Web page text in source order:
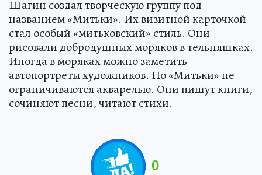
Шагин создал творческую группу под
названием «Митьки». Их визитной карточкой
стал особый «митьковский» стиль. Они
рисовали добродушных моряков в тельняшках.
Иногда в моряках можно заметить
автопортреты художников. Но «Митьки» не
ограничиваются акварелью. Они пишут книги,
сочиняют песни, читают стихи.
0